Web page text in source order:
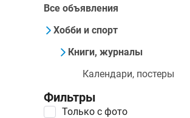
Все объявления
Хобби и спорт
Книги, журналы
Календари, постеры
Фильтры
Только с фото